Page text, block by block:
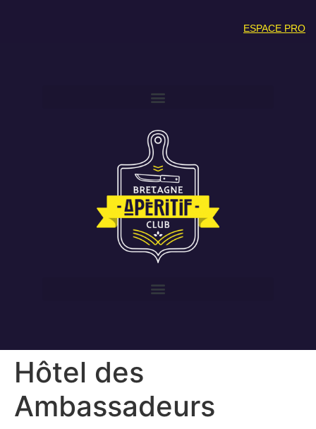
ESPACE PRO
Hôtel des
Ambassadeurs